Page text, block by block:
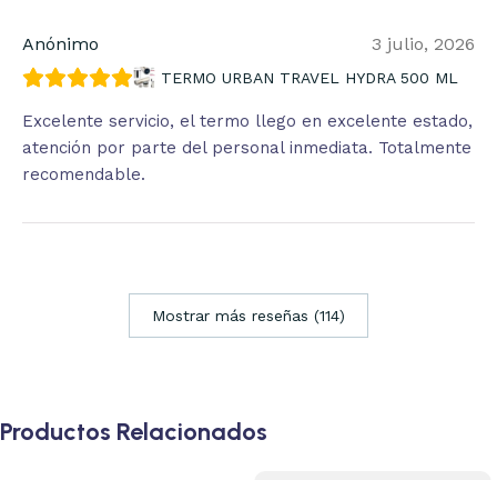
Anónimo 3 julio, 2026
TERMO URBAN TRAVEL HYDRA 500 ML
Excelente servicio, el termo llego en excelente estado,
atención por parte del personal inmediata. Totalmente
recomendable.
Mostrar más reseñas (114)
Productos Relacionados